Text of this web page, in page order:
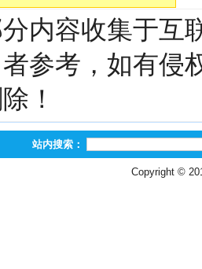
内容收集于互
参考，如有侵
！
站内搜索：
Copyright ©